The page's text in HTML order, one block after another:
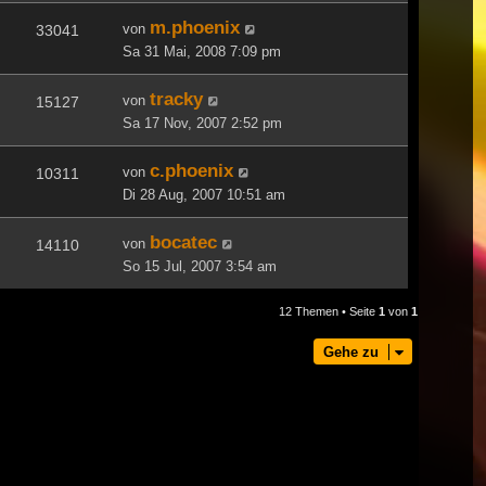
33041 von m.phoenix
Sa 31 Mai, 2008 7:09 pm
15127 von tracky
Sa 17 Nov, 2007 2:52 pm
10311 von c.phoenix
Di 28 Aug, 2007 10:51 am
14110 von bocatec
So 15 Jul, 2007 3:54 am
12 Themen • Seite 1 von 1
Gehe zu